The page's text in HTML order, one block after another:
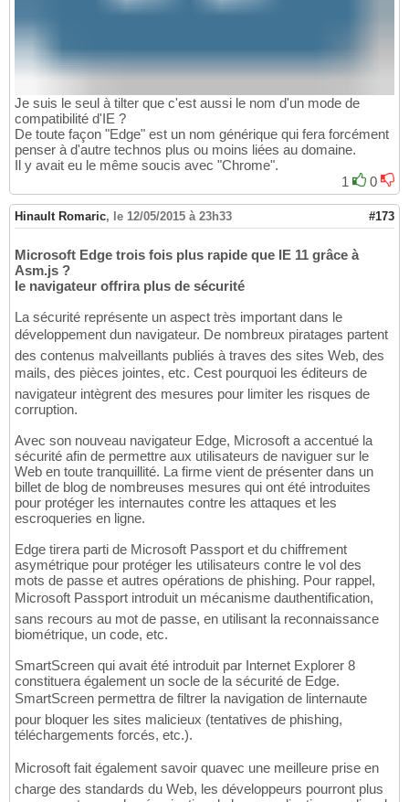
Je suis le seul à tilter que c'est aussi le nom d'un mode de
compatibilité d'IE ?
De toute façon "Edge" est un nom générique qui fera forcément
penser à d'autre technos plus ou moins liées au domaine.
Il y avait eu le même soucis avec "Chrome".
1
0
Hinault Romaric, le 12/05/2015 à 23h33 #173
Microsoft Edge trois fois plus rapide que IE 11 grâce à
Asm.js ?
le navigateur offrira plus de sécurité
La sécurité représente un aspect très important dans le
développement dun navigateur. De nombreux piratages partent
des contenus malveillants publiés à traves des sites Web, des
mails, des pièces jointes, etc. Cest pourquoi les éditeurs de
navigateur intègrent des mesures pour limiter les risques de
corruption.
Avec son nouveau navigateur Edge, Microsoft a accentué la
sécurité afin de permettre aux utilisateurs de naviguer sur le
Web en toute tranquillité. La firme vient de présenter dans un
billet de blog de nombreuses mesures qui ont été introduites
pour protéger les internautes contre les attaques et les
escroqueries en ligne.
Edge tirera parti de Microsoft Passport et du chiffrement
asymétrique pour protéger les utilisateurs contre le vol des
mots de passe et autres opérations de phishing. Pour rappel,
Microsoft Passport introduit un mécanisme dauthentification,
sans recours au mot de passe, en utilisant la reconnaissance
biométrique, un code, etc.
SmartScreen qui avait été introduit par Internet Explorer 8
constituera également un socle de la sécurité de Edge.
SmartScreen permettra de filtrer la navigation de linternaute
pour bloquer les sites malicieux (tentatives de phishing,
téléchargements forcés, etc.).
Microsoft fait également savoir quavec une meilleure prise en
charge des standards du Web, les développeurs pourront plus